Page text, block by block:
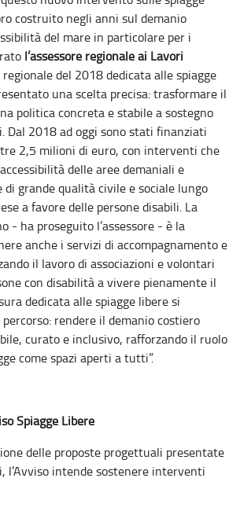
costruito negli anni sul demanio
del mare in particolare per i
l’assessore regionale ai Lavori
regionale del 2018 dedicata alle spiagge
una scelta precisa: trasformare il
politica concreta e stabile a sostegno
Dal 2018 ad oggi sono stati finanziati
2,5 milioni di euro, con interventi che
delle aree demaniali e
grande qualità civile e sociale lungo
a favore delle persone disabili. La
- ha proseguito l’assessore - è la
anche i servizi di accompagnamento e
il lavoro di associazioni e volontari
con disabilità a vivere pienamente il
dedicata alle spiagge libere si
rendere il demanio costiero
curato e inclusivo, rafforzando il ruolo
come spazi aperti a tutti”.
Spiagge Libere
delle proposte progettuali presentate
l’Avviso intende sostenere interventi